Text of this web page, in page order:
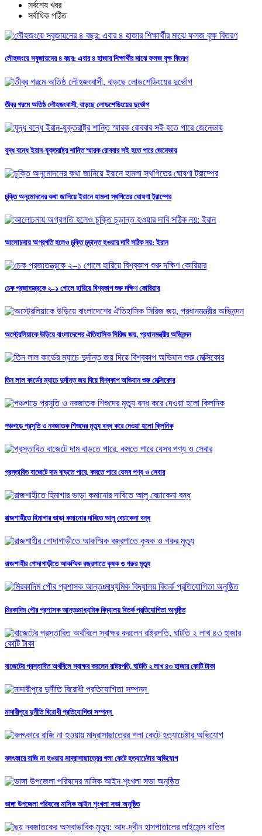
সর্বশেষ খবর
সর্বাধিক পঠিত
লৌহজংয়ে সবুজায়নের ৪ বছর: এবার ৪ হাজার শিক্ষার্থীর মাঝে ফলজ বৃক্ষ বিতরণ
তীব্র গরমে অতিষ্ঠ লৌহজংবাসী, বাড়ছে লোডশেডিংয়ের দুর্ভোগ
যুদ্ধ বন্ধে ইরান-যুক্তরাষ্ট্র শান্তি স্মারক রোববার সই হতে পারে জেনেভায়
চুক্তি অনুমোদনের কথা জানিয়ে ইরানে হামলা স্থগিতের ঘোষণা ট্রাম্পের
আলোচনায় অগ্রগতি হলেও চুক্তি চূড়ান্ত হওয়ার দাবি সঠিক নয়: ইরান
চেক প্রজাতন্ত্রকে ২–১ গোলে হারিয়ে বিশ্বকাপ শুরু দক্ষিণ কোরিয়ার
অস্ট্রেলিয়াকে উড়িয়ে বাংলাদেশের ঐতিহাসিক সিরিজ জয়, প্রধানমন্ত্রীর অভিনন্দন
তিন লাল কার্ডের ম্যাচে দুর্দান্ত জয় দিয়ে বিশ্বকাপ অভিযান শুরু মেক্সিকোর
পঞ্চগড়ে প্রসুতি ও নবজাতক শিশুদের মৃত্যু বন্ধ করে দেওয়া হলো ক্লিনিক
প্রস্তাবিত বাজেটে দাম বাড়তে পারে, কমতে পারে যেসব পণ্য ও সেবার
রাজশাহীতে হিমাগার ভাড়া কমানোর দাবিতে আলু বেচাকেনা বন্ধ
রাজশাহীর গোদাগাড়ীতে আকস্মিক বজ্রপাতে কৃষক ও গরুর মৃত্যু
মিরকাদিম পৌর প্রশাসক আন্তঃমাধ্যমিক বিদ্যালয় বিতর্ক প্রতিযোগিতা অনুষ্ঠিত
বাজেটের প্রস্তাবিত অর্থবিলে স্বাক্ষর করলেন রাষ্ট্রপতি, ঘাটতি ২ লাখ ৪৩ হাজার কোটি টাকা
মাদারীপুরে দুর্নীতি বিরোধী প্রতিযোগিতা সম্পন্ন
বলৎকারে রাজি না হওয়ায় মাদ্রাসাছাত্রের গলা কেটে হত্যাচেষ্টার অভিযোগ
ভাঙ্গা উপজেলা পরিষদের মাসিক আইন শৃংখলা সভা অনুষ্ঠিত